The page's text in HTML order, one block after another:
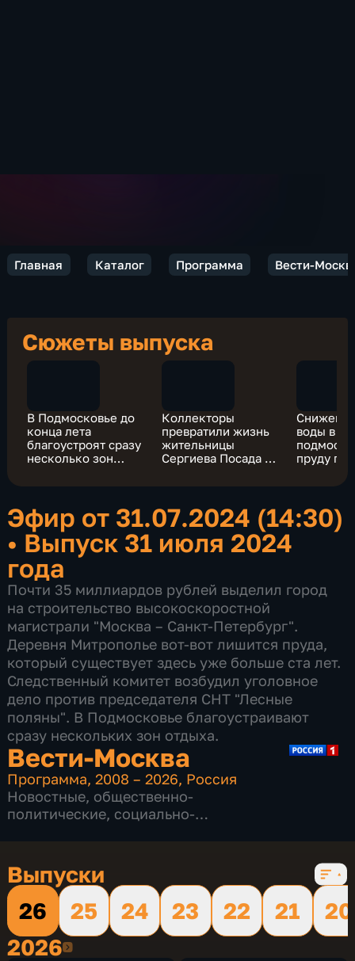
Главная Каталог Программа Вести-
Сюжеты выпуска
В Подмосковье до
конца лета
благоустроят сразу
несколько зон
Коллекторы
превратили жизнь
жительницы
Сергиева Посада в
воды в
пруду
Эфир от 31.07.2024 (14:30)
• Выпуск 31 июля 2024
года
Почти 35 миллиардов рублей выделил город
на строительство высокоскоростной
магистрали "Москва – Санкт-Петербург".
Деревня Митрополье вот-вот лишится пруда,
который существует здесь уже больше ста лет.
Следственный комитет возбудил уголовное
дело против председателя СНТ "Лесные
поляны". В Подмосковье благоустраивают
сразу нескольких зон отдыха.
Вести-Москва
Программа,2008 – 2026, Россия
Новостные, общественно-
политические, социально-
Выпуски
26
25 24 23 22 21
20
20262026